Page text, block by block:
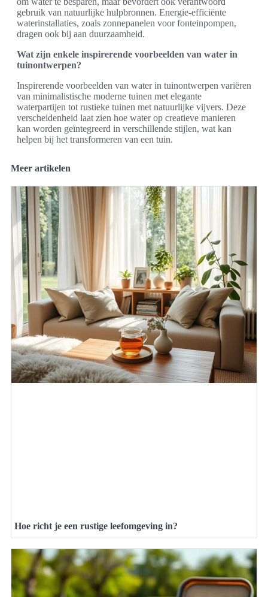
gebruik van natuurlijke hulpbronnen. Energie-efficiënte
waterinstallaties, zoals zonnepanelen voor fonteinpompen,
dragen ook bij aan duurzaamheid.
Wat zijn enkele inspirerende voorbeelden van water in
tuinontwerpen?
Inspirerende voorbeelden van water in tuinontwerpen variëren
van minimalistische moderne tuinen met elegante
waterpartijen tot rustieke tuinen met natuurlijke vijvers. Deze
verscheidenheid laat zien hoe water op creatieve manieren
kan worden geïntegreerd in verschillende stijlen, wat kan
helpen bij het transformeren van een tuin.
Meer artikelen
Hoe richt je een rustige leefomgeving in?